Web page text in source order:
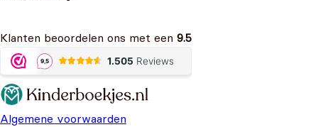
Klanten beoordelen ons met een 9.5
Algemene voorwaarden